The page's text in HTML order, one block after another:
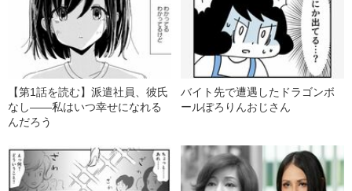
【第1話を読む】派遣社員、彼氏
なし――私はいつ幸せになれる
んだろう
バイト先で遭遇したドラゴンボ
ールぽろりんおじさん